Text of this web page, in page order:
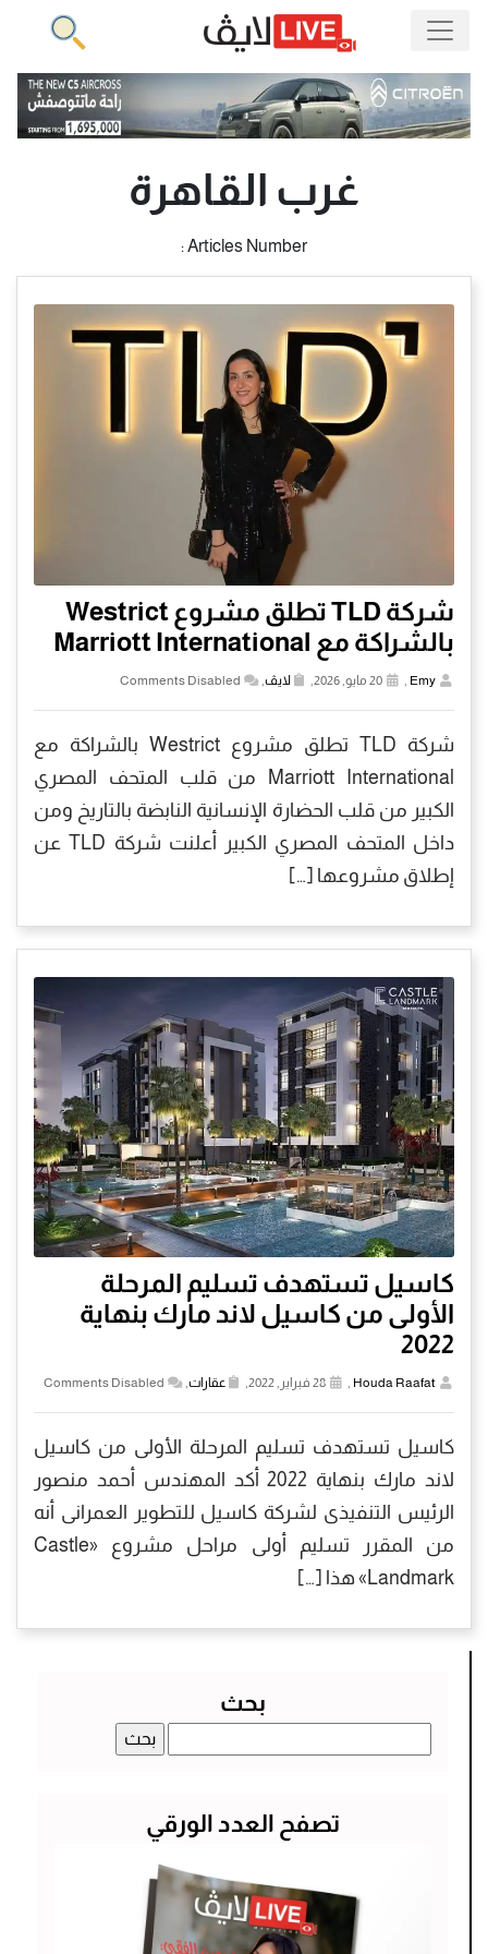
غرب القاهرة
Articles Number :
شركة TLD تطلق مشروع Westrict
بالشراكة مع Marriott International
Emy لايڤ Comments Disabled
شركة TLD تطلق مشروع Westrict بالشراكة مع
Marriott International من قلب المتحف المصري
الكبير من قلب الحضارة الإنسانية النابضة بالتاريخ ومن
داخل المتحف المصري الكبير أعلنت شركة TLD عن
إطلاق مشروعها […]
كاسيل تستهدف تسليم المرحلة
الأولى من كاسيل لاند مارك بنهاية
2022
Houda Raafat
, عقارات,
Comments Disabled
كاسيل تستهدف تسليم المرحلة الأولى من كاسيل
لاند مارك بنهاية 2022 أكد المهندس أحمد منصور
الرئيس التنفيذى لشركة كاسيل للتطوير العمرانى أنه
من المقرر تسليم أولى مراحل مشروع «Castle
Landmark» هذا […]
بحث
عن:
تصفح العدد الورقي